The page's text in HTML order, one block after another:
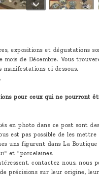
expositions et dégustations
mois de Décembre. Vous
manifestations ci dessous.
pour ceux qui ne pourront
en photo dans ce post sont
est pas possible de les mettre
uns figurent dans La Boutique
et "porcelaines.
contactez nous, nous
précisions sur leur origine,